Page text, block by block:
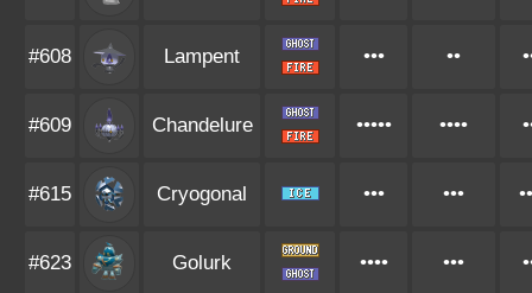
#608 Lampent ••• ••
#609 Chandelure ••••• ••••
#615 Cryogonal ••• •••
#623 Golurk •••• •••